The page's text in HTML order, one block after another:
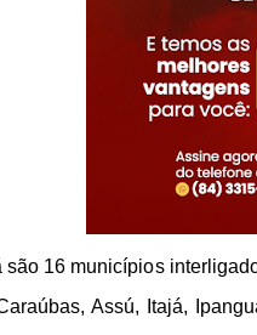
16 municípios
Assú, Itajá,